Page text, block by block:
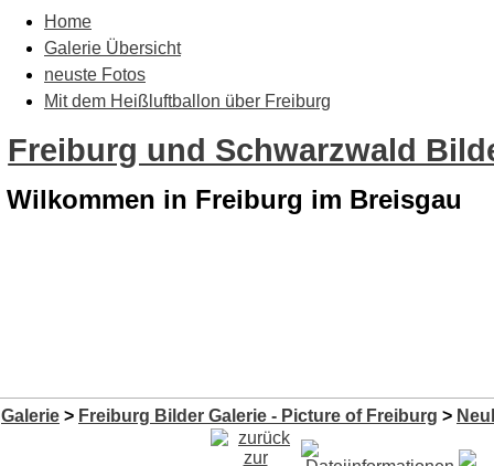
Home
Galerie Übersicht
neuste Fotos
Mit dem Heißluftballon über Freiburg
Freiburg und Schwarzwald
Wilkommen in Freiburg im Breisgau
Galerie > Freiburg Bilder Galerie - Picture of Freiburg >